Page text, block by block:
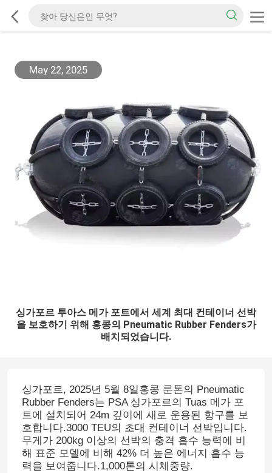
May 22, 2025
싱가포르 투아스 메가 포트에서 세계 최대 컨테이너 선박
을 보호하기 위해 홍콩의 Pneumatic Rubber Fenders가
배치되었습니다.
싱가포르, 2025년 5월 8일홍콩 룬톤의 Pneumatic
Rubber Fenders는 PSA 싱가포르의 Tuas 메가 포
트에 설치되어 24m 깊이에 새로 운용된 항구를 보
호합니다.3000 TEU의 초대 컨테이너 선박입니다.
무게가 200kg 이상의 선박의 충격 흡수 능력에 비
해 표준 모델에 비해 42% 더 높은 에너지 흡수 능
력을 보여줍니다.1,000톤의 시체중량.